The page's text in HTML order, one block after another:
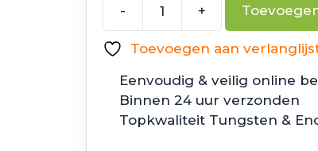
-
Megabass
Bottle
Shrimp
aantal
+
Toevoegen aan
Eenvoudig & veilig online
Binnen 24 uur verzonden
Topkwaliteit Tungsten &